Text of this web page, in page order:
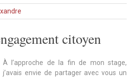
citoyen
À l’approche de la fin de mon stage,
j’avais envie de partager avec vous un